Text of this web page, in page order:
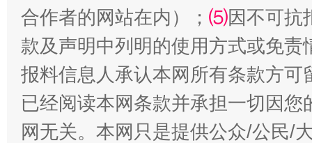
揭批美国五大"原罪" "炒
合作者的网站在内）； ⑸因不可抗
款及声明中列明的使用方式或免责
报料信息人承认本网所有条款方
已经阅读本网条款并承担一切因
网无关。本网只是提供公众/公民/